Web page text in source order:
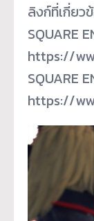
ลิงก์ที่เกี่ยว
SQUARE
https://
SQUARE
https://